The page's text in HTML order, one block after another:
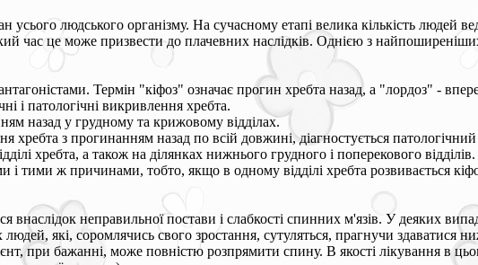
усього людського організму. На сучасному етапі велика кількість людей
час це може призвести до плачевних наслідків. Однією з
Термін "кіфоз" означає прогин хребта назад, а "лордоз" -
і патологічні викривлення хребта.
назад у грудному та крижовому відділах.
з прогинанням назад по всій довжині, діагностується патологічний
хребта, а також на ділянках нижнього грудного і поперекового відділів.
і тими ж причинами, тобто, якщо в одному відділі хребта розвивається
внаслідок неправильної постави і слабкості спинних м'язів. У деяких
які, соромлячись свого зростання, сутуляться, прагнучи здаватися
при бажанні, може повністю розпрямити спину. В якості лікування в